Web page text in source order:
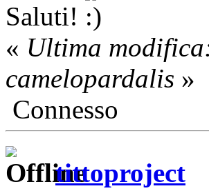
Saluti!
« Ultima
camelopardalis »
Connesso
tittoproject